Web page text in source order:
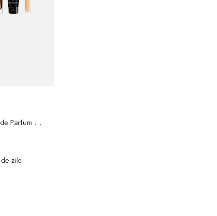
Gentleman Reserve Privee Apa de Parfum Gift Set
zile